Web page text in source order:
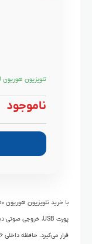
تلویزیون هوریون LED H-50DU8290 اسمارت اندروید ۱۴
ناموجود